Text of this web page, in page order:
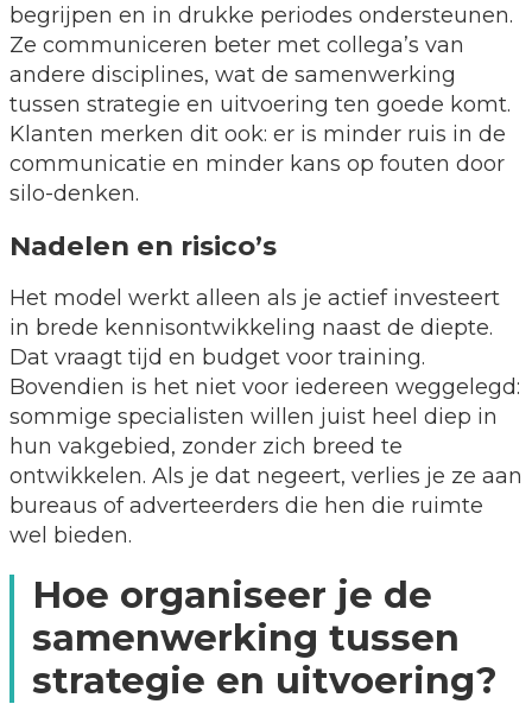
begrijpen en in drukke periodes ondersteunen.
Ze communiceren beter met collega’s van
andere disciplines, wat de samenwerking
tussen strategie en uitvoering ten goede komt.
Klanten merken dit ook: er is minder ruis in de
communicatie en minder kans op fouten door
silo-denken.
Nadelen en risico’s
Het model werkt alleen als je actief investeert
in brede kennisontwikkeling naast de diepte.
Dat vraagt tijd en budget voor training.
Bovendien is het niet voor iedereen weggelegd:
sommige specialisten willen juist heel diep in
hun vakgebied, zonder zich breed te
ontwikkelen. Als je dat negeert, verlies je ze aan
bureaus of adverteerders die hen die ruimte
wel bieden.
Hoe organiseer je de
samenwerking tussen
strategie en uitvoering?